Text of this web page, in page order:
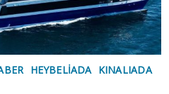
HEYBELIADA KINALIADA